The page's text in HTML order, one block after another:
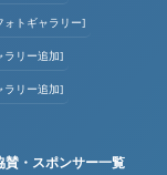
ォトギャラリー]
ラリー追加]
ラリー追加]
賛・スポンサー一覧